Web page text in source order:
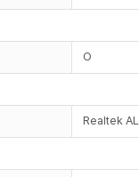
O
Realtek